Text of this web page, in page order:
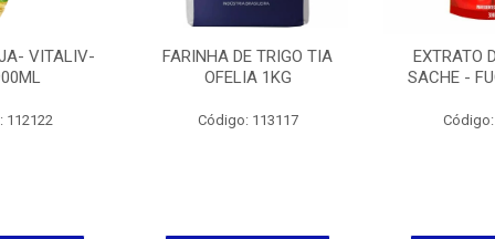
VITALIV-
112122
FARINHA DE TRIGO TIA
OFELIA 1KG
Código: 113117
EXTRATO
SACHE -